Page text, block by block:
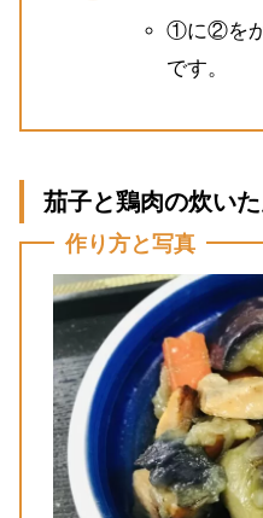
①に②をか
です。
茄子と鶏肉の炊い
作り方と写真